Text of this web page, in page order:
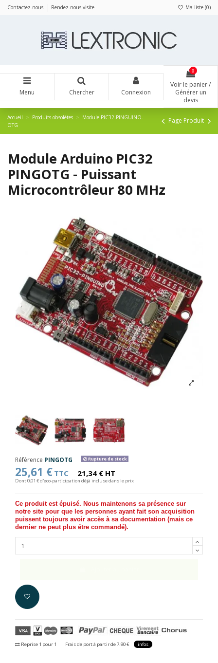
Contactez-nous Rendez-nous visite Ma liste (0)
Menu Chercher Connexion
0
Voir le panier /
Générer un
devis
Accueil Produits obsolètes
Module PIC32-PINGUINO-
OTG
Page Produit
Module Arduino PIC32
PINGOTG - Puissant
Microcontrôleur 80 MHz
Référence PINGOTG Rupture de stock
25,61 € TTC 21,34 € HT
Dont 0,01 € d'eco-participation déjà incluse dans le prix
Ce produit est épuisé. Nous maintenons sa présence sur
notre site pour que les personnes ayant fait son acquisition
puissent toujours avoir accès à sa documentation (mais ce
dernier ne peut plus être commandé).
Reprise 1 pour 1 Frais de port à partir de 7.90 € infos
Panneau de gestion des cookies